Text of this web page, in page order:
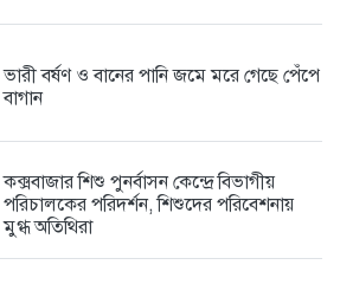
6 days আগে
6 days আগে
ফেসবুকে সমালোচনার ঝড়, দলীয় কর্মীদের...
1 week আগে
ভারী বর্ষণ ও বানের পানি জমে মরে গেছে পেঁপে
বাগান
কক্সবাজার শিশু পুনর্বাসন কেন্দ্রে বিভাগীয়
পরিচালকের পরিদর্শন, শিশুদের পরিবেশনায়
মুগ্ধ অতিথিরা